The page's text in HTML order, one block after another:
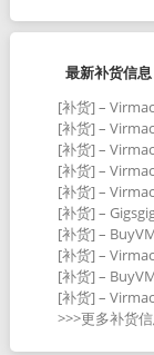
最新补货信息
[补货] –
[补货] –
[补货] –
[补货] –
[补货] –
[补货] –
[补货] –
[补货] –
[补货] –
[补货] –
>>>更多补货